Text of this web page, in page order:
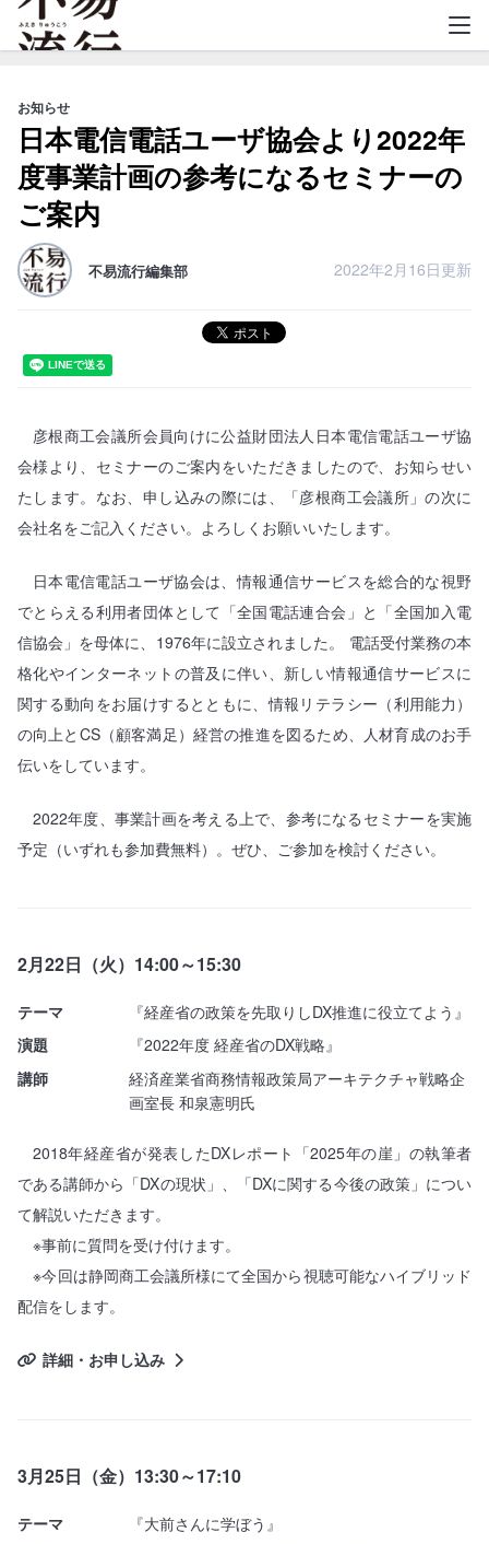
お知らせ
日本電信電話ユーザ協会より2022年
度事業計画の参考になるセミナーの
ご案内
不易流行編集部 2022年2月16日更新
彦根商工会議所会員向けに公益財団法人日本電信電話ユーザ協
会様より、セミナーのご案内をいただきましたので、お知らせい
たします。なお、申し込みの際には、「彦根商工会議所」の次に
会社名をご記入ください。よろしくお願いいたします。
日本電信電話ユーザ協会は、情報通信サービスを総合的な視野
でとらえる利用者団体として「全国電話連合会」と「全国加入電
信協会」を母体に、1976年に設立されました。 電話受付業務の本
格化やインターネットの普及に伴い、新しい情報通信サービスに
関する動向をお届けするとともに、情報リテラシー（利用能力）
の向上とCS（顧客満足）経営の推進を図るため、人材育成のお手
伝いをしています。
2022年度、事業計画を考える上で、参考になるセミナーを実施
予定（いずれも参加費無料）。ぜひ、ご参加を検討ください。
2月22日（火）14:00～15:30
テーマ
『経産省の政策を先取りしDX推進に役立てよう』
演題
『2022年度 経産省のDX戦略』
講師
経済産業省商務情報政策局アーキテクチャ戦略企
画室長 和泉憲明氏
2018年経産省が発表したDXレポート「2025年の崖」の執筆者
である講師から「DXの現状」、「DXに関する今後の政策」につい
て解説いただきます。
※事前に質問を受け付けます。
※今回は静岡商工会議所様にて全国から視聴可能なハイブリッド
配信をします。
詳細・お申し込み
3月25日（金）13:30～17:10
テーマ
『大前さんに学ぼう』